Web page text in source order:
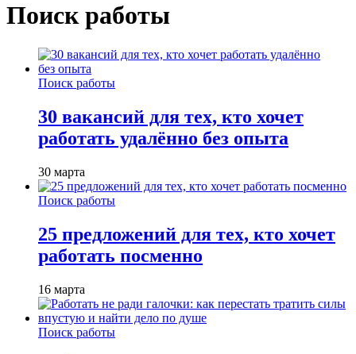
Поиск работы
Поиск работы
30 вакансий для тех, кто хочет
работать удалённо без опыта
30 марта
Поиск работы
25 предложений для тех, кто хочет
работать посменно
16 марта
Поиск работы